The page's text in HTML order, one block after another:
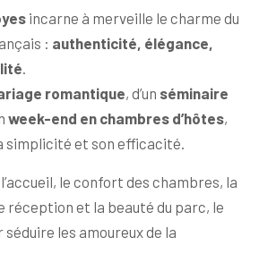
incarne à merveille le charme du
: authenticité, élégance,
romantique, d’un séminaire
week-end en chambres d’hôtes,
simplicité et son efficacité.
le confort des chambres, la
réception et la beauté du parc, le
les amoureux de la